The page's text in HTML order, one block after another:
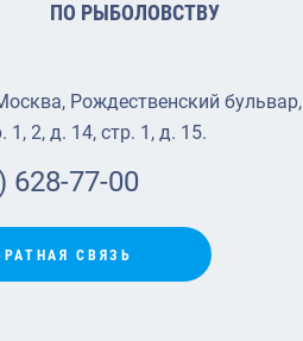
ПО РЫБОЛОВСТВУ
Рождественский бульвар,
1, 2, д. 14, стр. 1, д. 15.
628-77-00
СВЯЗЬ